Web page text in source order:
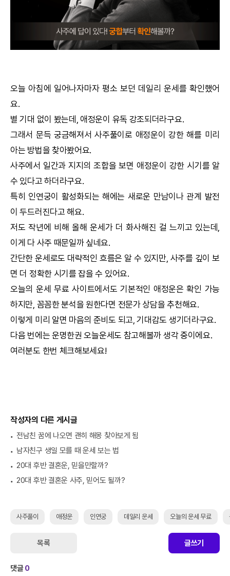
문의사항
오늘 아침에 일어나자마자 평소 보던 데일리 운세를 확인했어
요.
별 기대 없이 봤는데, 애정운이 유독 강조되더라구요.
그래서 문득 궁금해져서 사주풀이로 애정운이 강한 해를 미리
아는 방법을 찾아봤어요.
사주에서 일간과 지지의 조합을 보면 애정운이 강한 시기를 알
수 있다고 하더라구요.
특히 인연궁이 활성화되는 해에는 새로운 만남이나 관계 발전
이 두드러진다고 해요.
저도 작년에 비해 올해 운세가 더 화사해진 걸 느끼고 있는데,
이게 다 사주 때문일까 싶네요.
간단한 운세로도 대략적인 흐름은 알 수 있지만, 사주를 깊이 보
면 더 정확한 시기를 잡을 수 있어요.
오늘의 운세 무료 사이트에서도 기본적인 애정운은 확인 가능
하지만, 꼼꼼한 분석을 원한다면 전문가 상담을 추천해요.
이렇게 미리 알면 마음의 준비도 되고, 기대감도 생기더라구요.
다음 번에는 운명한권 오늘운세도 참고해볼까 생각 중이에요.
여러분도 한번 체크해보세요!
작성자의 다른 게시글
전남친 꿈에 나오면 괜히 해몽 찾아보게 됨
남자친구 생일 모를 때 운세 보는 법
20대 후반 결혼운, 믿을만할까?
20대 후반 결혼운 사주, 믿어도 될까?
사주풀이 애정운 인연궁 데일리 운세 오늘의 운세 무료
목록 글쓰기
댓글0